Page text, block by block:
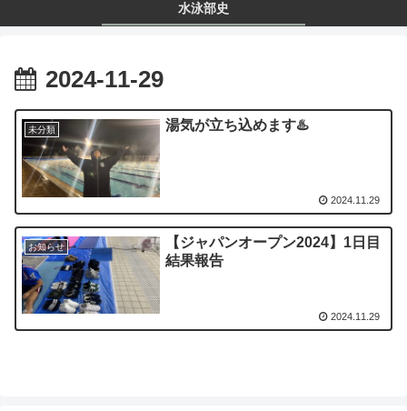
水泳部史
2024-11-29
未分類 湯気が立ち込めます♨️
2024.11.29
お知らせ
【ジャパンオープン2024】1日目
結果報告
2024.11.29